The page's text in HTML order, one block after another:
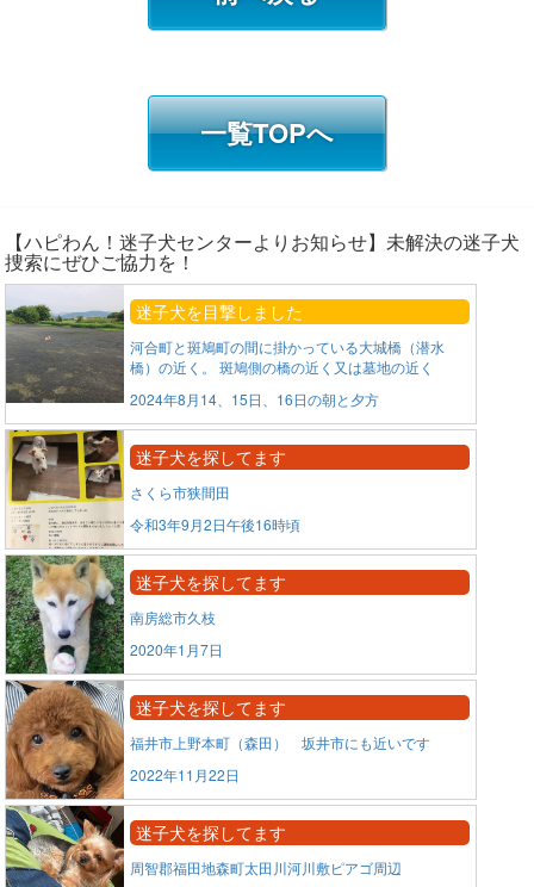
一覧TOPへ
【ハピわん！迷子犬センターよりお知らせ】未解決の迷子犬
捜索にぜひご協力を！
迷子犬を目撃しました
河合町と斑鳩町の間に掛かっている大城橋（潜水
橋）の近く。 斑鳩側の橋の近く又は墓地の近く
2024年8月14、15日、16日の朝と夕方
迷子犬を探してます
さくら市狭間田
令和3年9月2日午後16時頃
迷子犬を探してます
南房総市久枝
2020年1月7日
迷子犬を探してます
福井市上野本町（森田） 坂井市にも近いです
2022年11月22日
迷子犬を探してます
周智郡福田地森町太田川河川敷ピアゴ周辺